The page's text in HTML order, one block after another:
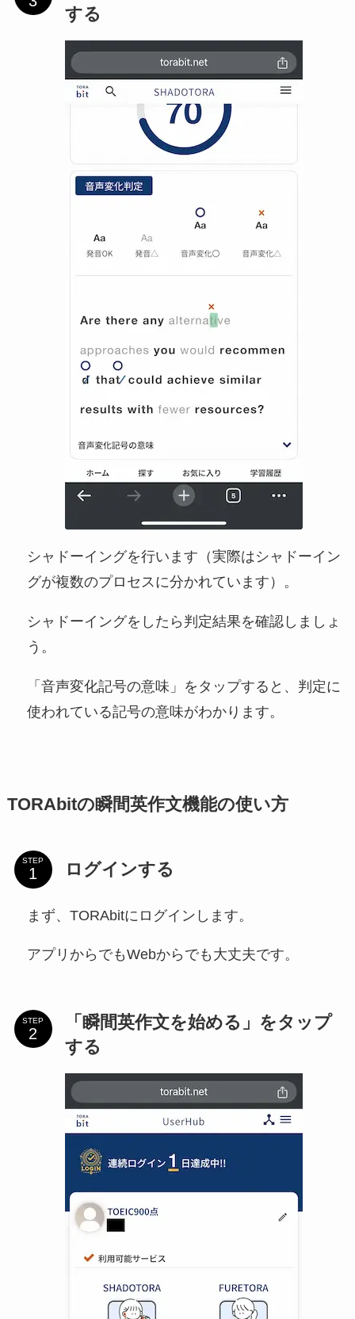
する
シャドーイングを行います（実際はシャドーイン
グが複数のプロセスに分かれています）。
シャドーイングをしたら判定結果を確認しましょ
う。
「音声変化記号の意味」をタップすると、判定に
使われている記号の意味がわかります。
TORAbitの瞬間英作文機能の使い方
STEP ログインする
まず、TORAbitにログインします。
アプリからでもWebからでも大丈夫です。
STEP
「瞬間英作文を始める」をタップ
する